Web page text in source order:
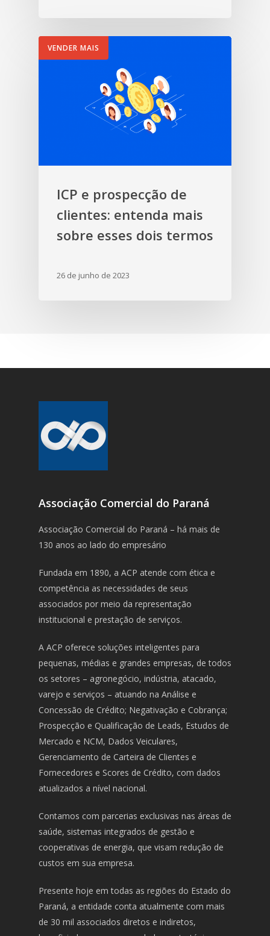
VENDER MAIS
ICP e prospecção de
clientes: entenda mais
sobre esses dois termos
26 de junho de 2023
Associação Comercial do Paraná
Associação Comercial do Paraná – há mais de
130 anos ao lado do empresário
Fundada em 1890, a ACP atende com ética e
competência as necessidades de seus
associados por meio da representação
institucional e prestação de serviços.
A ACP oferece soluções inteligentes para
pequenas, médias e grandes empresas, de todos
os setores – agronegócio, indústria, atacado,
varejo e serviços – atuando na Análise e
Concessão de Crédito; Negativação e Cobrança;
Prospecção e Qualificação de Leads, Estudos de
Mercado e NCM, Dados Veiculares,
Gerenciamento de Carteira de Clientes e
Fornecedores e Scores de Crédito, com dados
atualizados a nível nacional.
Contamos com parcerias exclusivas nas áreas de
saúde, sistemas integrados de gestão e
cooperativas de energia, que visam redução de
custos em sua empresa.
Presente hoje em todas as regiões do Estado do
Paraná, a entidade conta atualmente com mais
de 30 mil associados diretos e indiretos,